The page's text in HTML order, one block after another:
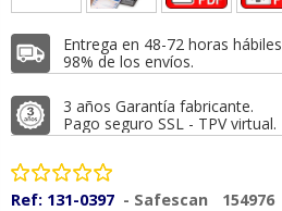
Entrega en 48-72 horas hábiles
98% de los envíos.
3 años Garantía fabricante.
Pago seguro SSL - TPV virtual.
Ref: 131-0397 - Safescan 154976